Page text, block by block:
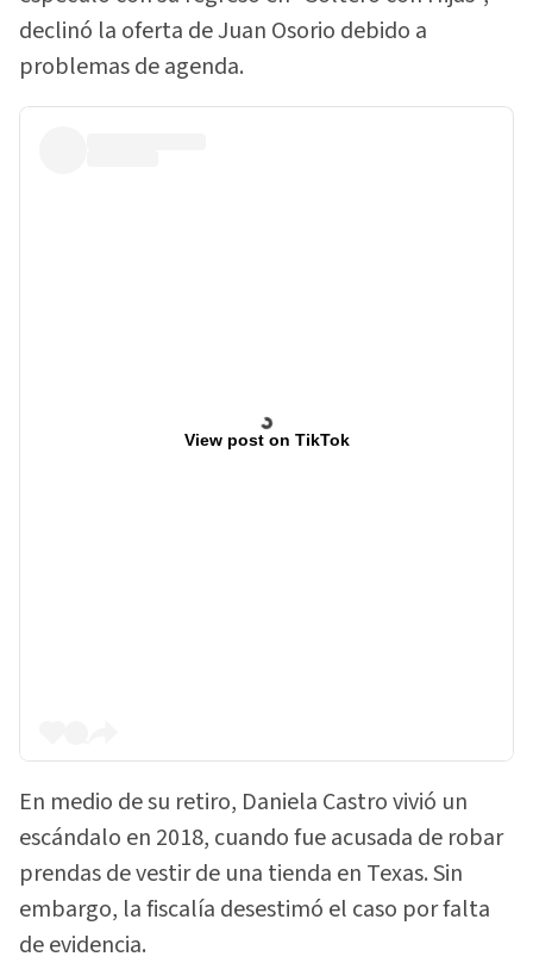
declinó la oferta de Juan Osorio debido a
problemas de agenda.
View post on TikTok
En medio de su retiro, Daniela Castro vivió un
escándalo en 2018, cuando fue acusada de robar
prendas de vestir de una tienda en Texas. Sin
embargo, la fiscalía desestimó el caso por falta
de evidencia.